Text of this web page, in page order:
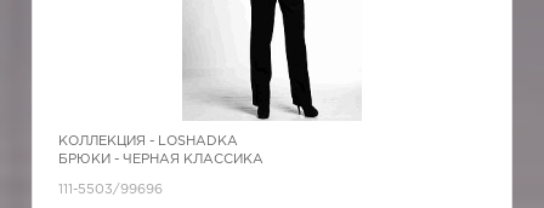
КОЛЛЕКЦИЯ - LOSHADKA
БРЮКИ - ЧЕРНАЯ КЛАССИКА
111-5503/99696